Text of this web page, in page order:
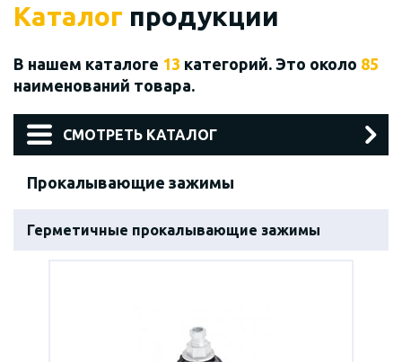
Каталог продукции
В нашем каталоге 13 категорий. Это около 85
наименований товара.
СМОТРЕТЬ КАТАЛОГ
Прокалывающие зажимы
Герметичные прокалывающие зажимы